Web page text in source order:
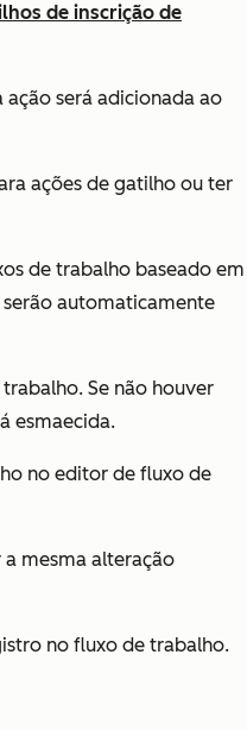
de inscrição de
será adicionada ao
ações de gatilho ou ter
de trabalho baseado em
automaticamente
Se não houver
esmaecida.
no editor de fluxo de
mesma alteração
no fluxo de trabalho.